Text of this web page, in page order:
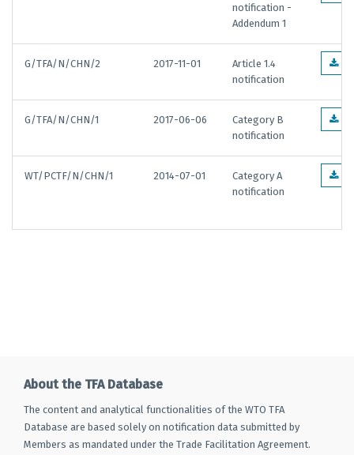
notification -
Addendum 1
G/TFA/N/CHN/2 2017-11-01
Article 1.4
notification
G/TFA/N/CHN/1 2017-06-06
Category B
notification
WT/PCTF/N/CHN/1 2014-07-01
Category A
notification
About the TFA Database
The content and analytical functionalities of the WTO TFA
Database are based solely on notification data submitted by
Members as mandated under the Trade Facilitation Agreement.